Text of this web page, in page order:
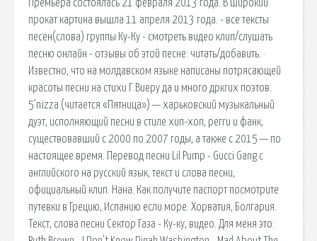
Премьера состоялась 21 февраля 2013 года. В широкий
прокат картина вышла 11 апреля 2013 года. - все тексты
песен(слова) группы Ку-Ку - смотреть видео клип/слушать
песню онлайн - отзывы об этой песне: читать/добавить. ·
Известно, что на молдавском языке написаны потрясающей
красоты песни на стихи Г.Виеру да и много дркгих поэтов.
5’nizza (читается «Пятница») — харьковский музыкальный
дуэт, исполняющий песни в стиле хип-хоп, регги и фанк,
существовавший с 2000 по 2007 годы, а также с 2015 — по
настоящее время. Перевод песни Lil Pump - Gucci Gang с
английского на русский язык, текст и слова песни,
официальный клип. Нана. Как получите паспорт посмотрите
путевки в Грецию, Испанию если море. Хорватия, Болгария.
Текст, слова песни Сектор Газа - Ку-ку, видео. Для меня это: